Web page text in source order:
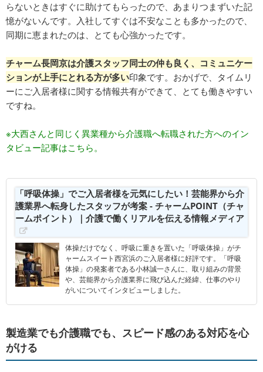
らないときはすぐに助けてもらったので、あまりつまずいた記
憶がないんです。入社してすぐは不安なことも多かったので、
同期に恵まれたのは、とても心強かったです。
チャーム長岡京は介護スタッフ同士の仲も良く、コミュニケー
ションが上手にとれる方が多い印象です。おかげで、タイムリ
ーにご入居者様に関する情報共有ができて、とても働きやすい
ですね。
※大西さんと同じく異業種から介護職へ転職された方へのイン
タビュー記事はこちら。
「呼吸体操」でご入居者様を元気にしたい！芸能界から介
護業界へ転身したスタッフが考案 - チャームPOINT（チャ
ームポイント）｜介護で働くリアルを伝える情報メディア
体操だけでなく、呼吸に重きを置いた「呼吸体操」がチ
ャームスイート西宮浜のご入居者様に好評です。「呼吸
体操」の発案者である小林誠一さんに、取り組みの背景
や、芸能界から介護業界に飛び込んだ経緯、仕事のやり
がいについてインタビューしました。
製造業でも介護職でも、スピード感のある対応を心
がける